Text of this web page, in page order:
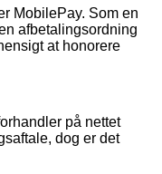
MobilePay. Som en
afbetalingsordning
at honorere
på nettet
dog er det